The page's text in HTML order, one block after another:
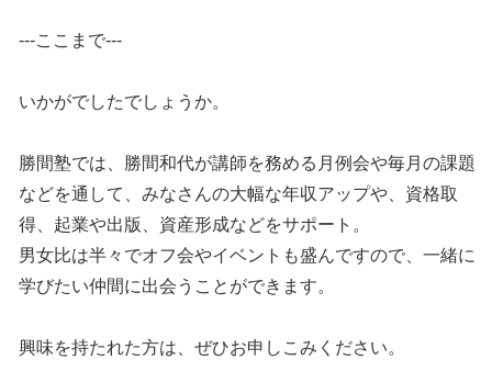
---ここまで---
いかがでしたでしょうか。
勝間塾では、勝間和代が講師を務める月例会や毎月の課題
などを通して、みなさんの大幅な年収アップや、資格取
得、起業や出版、資産形成などをサポート。
男女比は半々でオフ会やイベントも盛んですので、一緒に
学びたい仲間に出会うことができます。
興味を持たれた方は、ぜひお申しこみください。